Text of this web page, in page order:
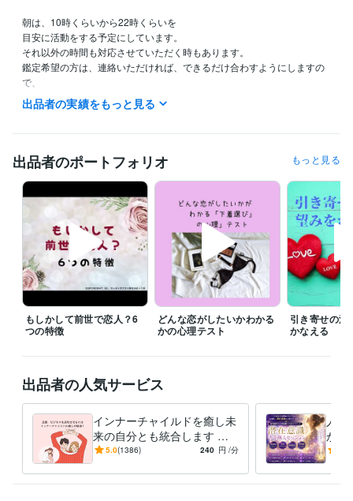
朝は、10時くらいから22時くらいを
目安に活動をする予定にしています。
それ以外の時間も対応させていただく時もあります。
鑑定希望の方は、連絡いただければ、できるだけ合わすようにしますの
で、
希望の時間がある方は、ダイレクトメッセージで鑑定の希望をお知らせ
ください。
できるだけ対応させていただきたいと思っていますので、
遠慮なく連絡してみてくださいね。
予約を押していただいた場合、
すぐに鑑定をと言われても◯時とか〇時半にしか
設定できないことがあります。
すぐに対応して欲しい時には、
待機をしますので、そちらを購入してください。
「すぐに鑑定して欲しい」、「なるべく早く聞いて欲しい。」
その気持ちは、すごくわかりますので、
待機をしていない時などは遠慮なく
※外出中や予約対応がない限りは、
できるだけご希望に沿いたいと思っています。
なお、鑑定中は、お返事ができない
仕組みになっていますので、お待ちください。
よろしくお願いいたします。
出品者の実績をもっと見る
出品者のポートフォリオ もっと見る
もしかして前世で恋人？6
つの特徴
どんな恋がしたいかわかる
かの心理テスト
引き寄せの
かなえる
出品者の人気サービス
インナーチャイルドを癒し未
来の自分とも統合します 両
親へのネガティブな感情が
る？
5.0(1386) 240 円 /分
人生
が叶
実を
てい